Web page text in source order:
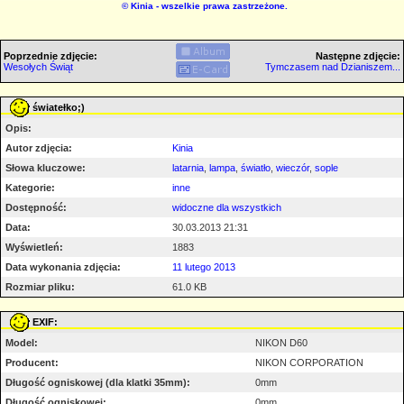
©Kinia - wszelkie prawa zastrzeżone.
Poprzednie zdjęcie:
Wesołych Świąt
Następne zdjęcie:
Tymczasem nad Dzianiszem...
światełko;)
Opis:
Autor zdjęcia:
Kinia
Słowa kluczowe:
latarnia lampa światło wieczór, sople
Kategorie:
inne
Dostępność:
widoczne dla wszystkich
Data:
30.03.2013 21:31
Wyświetleń:
1883
Data wykonania zdjęcia:
11 lutego 2013
Rozmiar pliku:
61.0 KB
EXIF:
Model:
NIKON D60
Producent:
NIKON CORPORATION
Długość ogniskowej (dla klatki 35mm):
0mm
Długość ogniskowej:
0mm